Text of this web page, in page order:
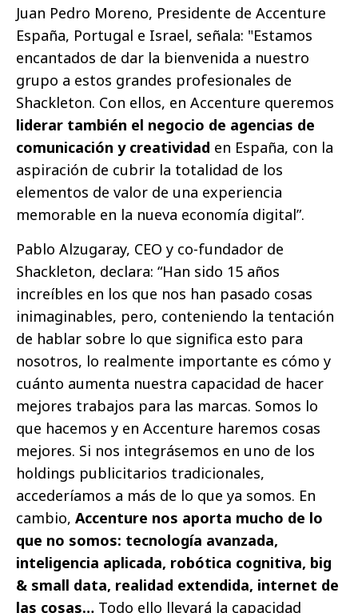
Juan Pedro Moreno, Presidente de Accenture
España, Portugal e Israel, señala: "Estamos
encantados de dar la bienvenida a nuestro
grupo a estos grandes profesionales de
Shackleton. Con ellos, en Accenture queremos
liderar también el negocio de agencias de
comunicación y creatividad en España, con la
aspiración de cubrir la totalidad de los
elementos de valor de una experiencia
memorable en la nueva economía digital”.
Pablo Alzugaray, CEO y co-fundador de
Shackleton, declara: “Han sido 15 años
increíbles en los que nos han pasado cosas
inimaginables, pero, conteniendo la tentación
de hablar sobre lo que significa esto para
nosotros, lo realmente importante es cómo y
cuánto aumenta nuestra capacidad de hacer
mejores trabajos para las marcas. Somos lo
que hacemos y en Accenture haremos cosas
mejores. Si nos integrásemos en uno de los
holdings publicitarios tradicionales,
accederíamos a más de lo que ya somos. En
cambio, Accenture nos aporta mucho de lo
que no somos: tecnología avanzada,
inteligencia aplicada, robótica cognitiva, big
& small data, realidad extendida, internet de
las cosas… Todo ello llevará la capacidad